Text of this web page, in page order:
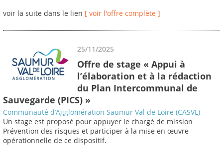
voir la suite dans le lien [ voir l'offre complète ]
25/11/2025
Offre de stage « Appui à
l’élaboration et à la rédaction
du Plan Intercommunal de
Sauvegarde (PICS) »
Communauté d’Agglomération Saumur Val de Loire (CASVL)
Un stage est proposé pour appuyer le chargé de mission
Prévention des risques et participer à la mise en œuvre
opérationnelle de ce dispositif.